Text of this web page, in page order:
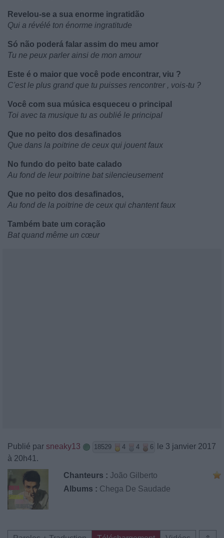
Revelou-se a sua enorme ingratidão
Qui a révélé ton énorme ingratitude
Só não poderá falar assim do meu amor
Tu ne peux parler ainsi de mon amour
Este é o maior que você pode encontrar, viu ?
C'est le plus grand que tu puisses rencontrer , vois-tu ?
Você com sua música esqueceu o principal
Toi avec ta musique tu as oublié le principal
Que no peito dos desafinados
Que dans la poitrine de ceux qui jouent faux
No fundo do peito bate calado
Au fond de leur poitrine bat silencieusement
Que no peito dos desafinados,
Au fond de la poitrine de ceux qui chantent faux
Também bate um coração
Bat quand même un cœur
Publié par sneaky13 18529 4 4 6
le 3 janvier 2017
à 20h41.
Chanteurs : João Gilberto
Albums : Chega De Saudade